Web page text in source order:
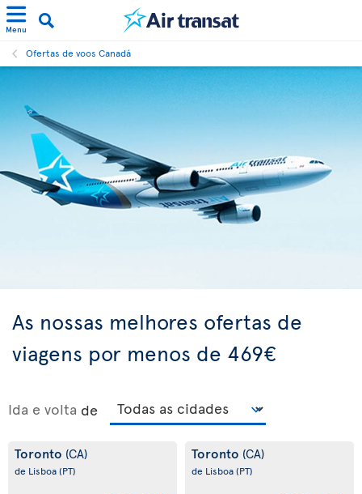
Menu
Ofertas de voos Canadá
As nossas melhores ofertas de
viagens por menos de 469€
Ida e volta de
Toronto (CA)
de Lisboa(PT)
Toronto (CA)
de Lisboa(PT)